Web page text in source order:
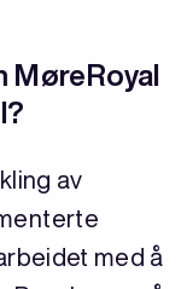
MøreRoyal
av
med å